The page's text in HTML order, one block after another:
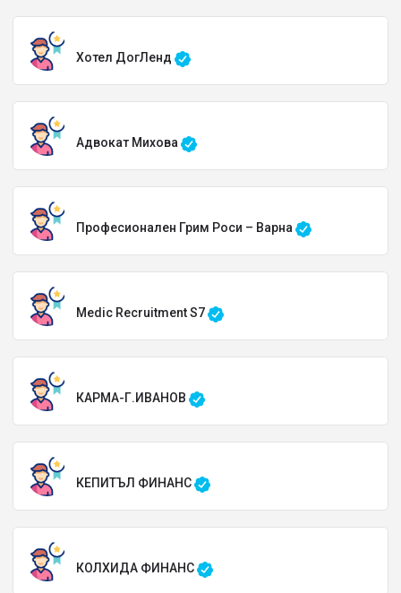
Хотел ДогЛенд
Адвокат Михова
Професионален Грим Роси – Варна
Medic Recruitment S7
КАРМА-Г.ИВАНОВ
КЕПИТЪЛ ФИНАНС
КОЛХИДА ФИНАНС